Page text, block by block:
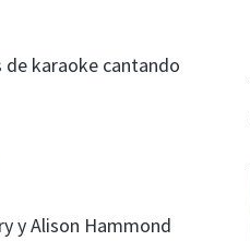
de karaoke cantando
y Alison Hammond